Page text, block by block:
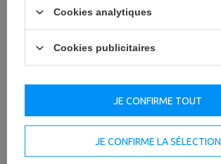
Cookies analytiques
Cookies publicitaires
JE CONFIRME LA SÉLECTION
JE CONFIRME TOUT